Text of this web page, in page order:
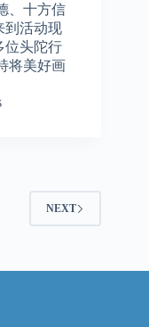
、十方信
到活动现
位头陀行
将美好画
NEXT